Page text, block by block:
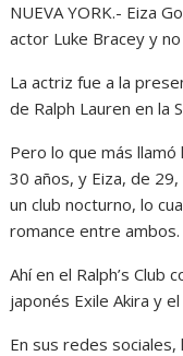
NUEVA YORK.- Eiza
actor Luke Bracey y
La actriz fue a la
de Ralph Lauren en la
Pero lo que más
30 años, y Eiza, de
un club nocturno, lo
romance entre ambos.
Ahí en el Ralph’s Club
japonés Exile Akira y
En sus redes